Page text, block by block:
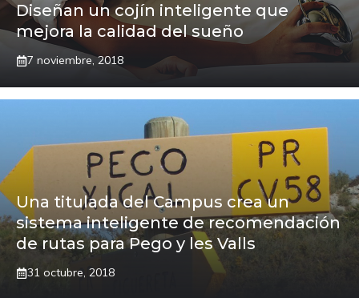
Diseñan un cojín inteligente que
mejora la calidad del sueño
7 noviembre, 2018
Una titulada del Campus crea un
sistema inteligente de recomendación
de rutas para Pego y les Valls
31 octubre, 2018